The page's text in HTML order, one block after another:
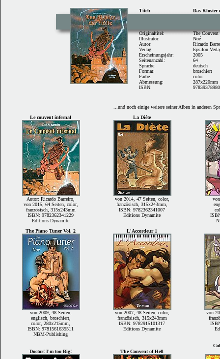
Titel: Das Kloster
Originaltitel:
Illustrator:
Autor:
Verlag:
Erscheinungsjahr:
Seitenanzahl:
Sprache:
Format:
Farbe:
Abmessung:
ISBN:
The
Noé
Ricardo
Epsilon
2005
64
deutsch
broschiert
color
287x220mm
...und noch einige weitere seiner Alben in anderen
Le couvent infernal
La Diète
Autor: Ricardo Barreiro,
von 2015, 64 Seiten, color,
französisch, 315x243mm
ISBN: 9782362341229
Editions Dynamite
von 2014, 47 Seiten, color,
französisch, 315x243mm,
ISBN: 9782362341007
Editions Dynamite
The Piano Tuner Vol. 2
L'Accordeur 1
von 2009, 48 Seiten,
englisch, broschiert,
color, 280x215mm,
ISBN: 9781561635511
NBM-Publishing
von 2007, 48 Seiten, color,
französisch, 315x243mm
ISBN: 9782915101317
Editions Dynamite
von
Doctor! I'm too Big! The Convent of Hell